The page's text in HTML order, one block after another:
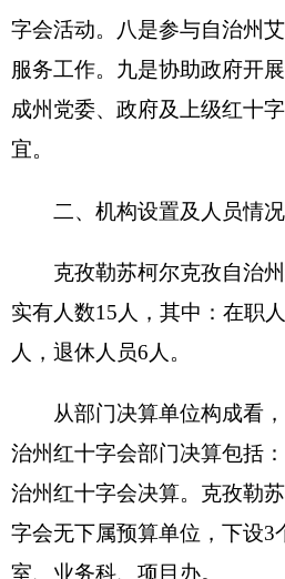
减少213.23万元，降低55.35%，主
年收入新疆有色金属公司给州水利
万元。本年支出168.92万元，与上
出新疆有色金属公司给州水利局定
二、收入决算情况说明
2020年度本年收入171.99万元
元，占0%；事业收入0万元，占
元，占0%；附属单位上缴收入0万
收入26.2万元，占15.24%。
三、支出决算情况说明